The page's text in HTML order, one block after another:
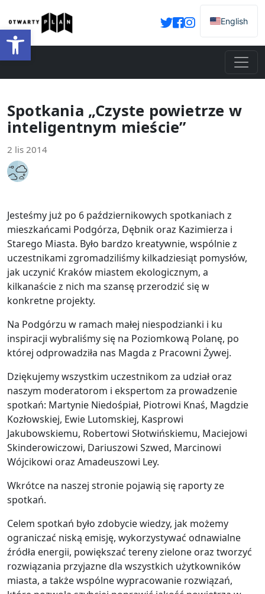
Otwórz pasek narzędzi
English
Spotkania „Czyste powietrze w
inteligentnym mieście”
2 lis 2014
Jesteśmy już po 6 październikowych spotkaniach z
mieszkańcami Podgórza, Dębnik oraz Kazimierza i
Starego Miasta. Było bardzo kreatywnie, wspólnie z
uczestnikami zgromadziliśmy kilkadziesiąt pomysłów,
jak uczynić Kraków miastem ekologicznym, a
kilkanaście z nich ma szansę przerodzić się w
konkretne projekty.
Na Podgórzu w ramach małej niespodzianki i ku
inspiracji wybraliśmy się na Poziomkową Polanę, po
której odprowadziła nas Magda z Pracowni Żywej.
Dziękujemy wszystkim uczestnikom za udział oraz
naszym moderatorom i ekspertom za prowadzenie
spotkań: Martynie Niedośpiał, Piotrowi Knaś, Magdzie
Kozłowskiej, Ewie Lutomskiej, Kasprowi
Jakubowskiemu, Robertowi Słotwińskiemu, Maciejowi
Skinderowiczowi, Dariuszowi Szwed, Marcinowi
Wójcikowi oraz Amadeuszowi Ley.
Wkrótce na naszej stronie pojawią się raporty ze
spotkań.
Celem spotkań było zdobycie wiedzy, jak możemy
ograniczać niską emisję, wykorzystywać odnawialne
źródła energii, powiększać tereny zielone oraz tworzyć
rozwiązania przyjazne dla wszystkich użytkowników
miasta, a także wspólne wypracowanie rozwiązań,